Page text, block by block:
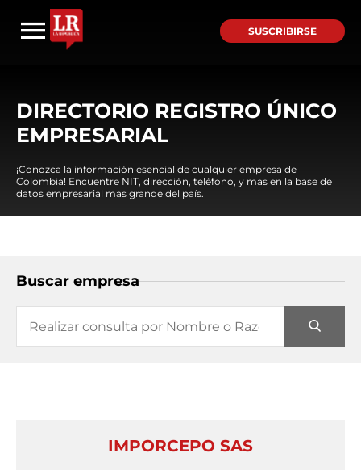
SUSCRIBIRSE
DIRECTORIO REGISTRO ÚNICO
EMPRESARIAL
¡Conozca la información esencial de cualquier empresa de
Colombia! Encuentre NIT, dirección, teléfono, y mas en la base de
datos empresarial mas grande del país.
Buscar empresa
IMPORCEPO SAS